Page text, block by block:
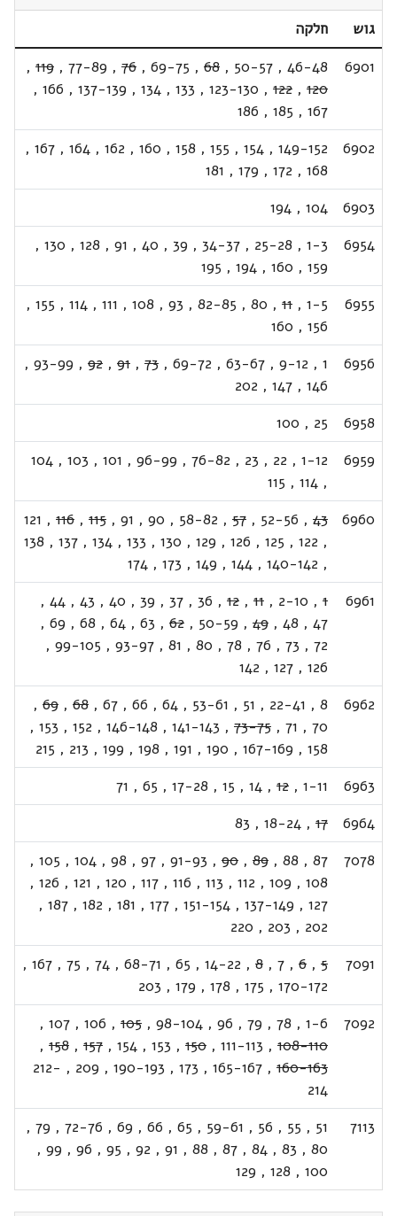
גוש
חלקה
6901
46-48
,
50-57
,
68
,
69-75
,
76
,
77-89
,
119
,
120
,
122
,
123-130
,
133
,
134
,
137-139
,
166
,
167
,
185
,
186
6902
149-152
,
154
,
155
,
158
,
160
,
162
,
164
,
167
,
168
,
172
,
179
,
181
6903
104
,
194
6954
1-3
,
25-28
,
34-37
,
39
,
40
,
91
,
128
,
130
,
159
,
160
,
194
,
195
6955
1-5
,
11
,
80
,
82-85
,
93
,
108
,
111
,
114
,
155
,
156
,
160
6956
1
,
9-12
,
63-67
,
69-72
,
73
,
91
,
92
,
93-99
,
146
,
147
,
202
6958
25
,
100
6959
1-12
,
22
,
23
,
76-82
,
96-99
,
101
,
103
,
104
,
114
,
115
6960
43
,
52-56
,
57
,
58-82
,
90
,
91
,
115
,
116
,
121
,
122
,
125
,
126
,
129
,
130
,
133
,
134
,
137
,
138
,
140-142
,
144
,
149
,
173
,
174
6961
1
,
2-10
,
11
,
12
,
36
,
37
,
39
,
40
,
43
,
44
,
47
,
48
,
49
,
50-59
,
62
,
63
,
64
,
68
,
69
,
72
,
73
,
76
,
78
,
80
,
81
,
93-97
,
99-105
,
126
,
127
,
142
6962
8
,
22-41
,
51
,
53-61
,
64
,
66
,
67
,
68
,
69
,
70
,
71
,
73-75
,
141-143
,
146-148
,
152
,
153
,
158
,
167-169
,
190
,
191
,
198
,
199
,
213
,
215
6963
1-11
,
12
,
14
,
15
,
17-28
,
65
,
71
6964
17
,
18-24
,
83
7078
87
,
88
,
89
,
90
,
91-93
,
97
,
98
,
104
,
105
,
108
,
109
,
112
,
113
,
116
,
117
,
120
,
121
,
126
,
127
,
137-149
,
151-154
,
177
,
181
,
182
,
187
,
202
,
203
,
220
7091
5
,
6
,
7
,
8
,
14-22
,
65
,
68-71
,
74
,
75
,
167
,
170-172
,
175
,
178
,
179
,
203
7092
1-6
,
78
,
79
,
96
,
98-104
,
105
,
106
,
107
,
108-110
,
111-113
,
150
,
153
,
154
,
157
,
158
,
160-163
,
165-167
,
173
,
190-193
,
209
,
212-
214
7113
51
,
55
,
56
,
59-61
,
65
,
66
,
69
,
72-76
,
79
,
80
,
83
,
84
,
87
,
88
,
91
,
92
,
95
,
96
,
99
,
100
,
128
,
129